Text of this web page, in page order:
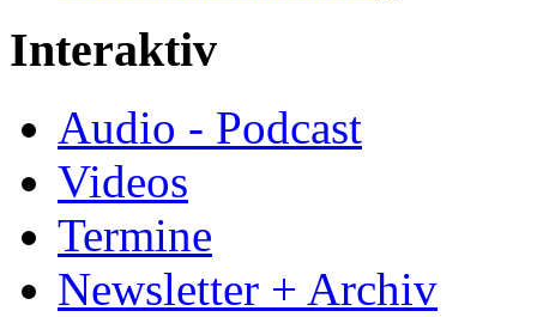
Interaktiv
Audio - Podcast
Videos
Termine
Newsletter + Archiv